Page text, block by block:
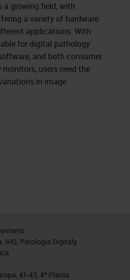
growing field, with
a variety of hardware
applications. With
for digital pathology
and both consumer
users need the
in image
IHQ, Patología Digitaly
41-43, 4ª Planta